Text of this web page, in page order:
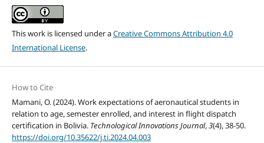
This work is licensed under aCreative Commons Attribution 4.0
International License.
How to Cite
Mamani, O. (2024). Work expectations of aeronautical students in
relation to age, semester enrolled, and interest in flight dispatch
certification in Bolivia. Technological Innovations Journal,3(4), 38-50.
https://doi.org/10.35622/j.ti.2024.04.003